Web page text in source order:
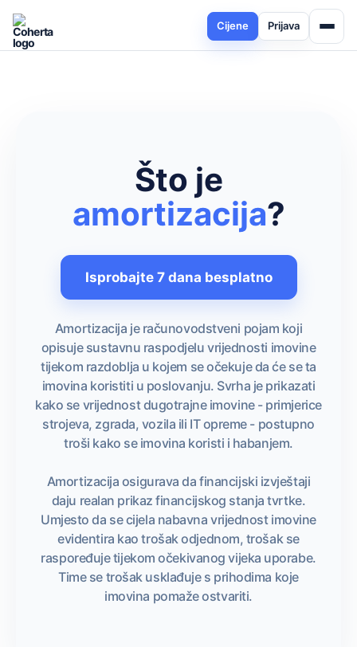
Cijene Prijava
Što je
amortizacija?
Isprobajte 7 dana besplatno
Amortizacija je računovodstveni pojam koji
opisuje sustavnu raspodjelu vrijednosti imovine
tijekom razdoblja u kojem se očekuje da će se ta
imovina koristiti u poslovanju. Svrha je prikazati
kako se vrijednost dugotrajne imovine - primjerice
strojeva, zgrada, vozila ili IT opreme - postupno
troši kako se imovina koristi i habanjem.
Amortizacija osigurava da financijski izvještaji
daju realan prikaz financijskog stanja tvrtke.
Umjesto da se cijela nabavna vrijednost imovine
evidentira kao trošak odjednom, trošak se
raspoređuje tijekom očekivanog vijeka uporabe.
Time se trošak usklađuje s prihodima koje
imovina pomaže ostvariti.